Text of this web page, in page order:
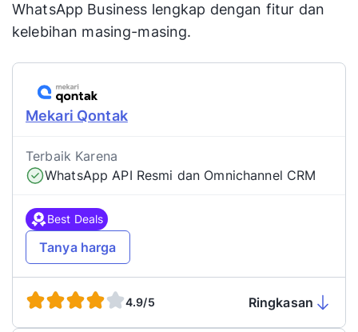
WhatsApp Business lengkap dengan fitur dan
kelebihan masing-masing.
Mekari Qontak
Terbaik Karena
WhatsApp API Resmi dan Omnichannel CRM
Best Deals
Tanya harga
4.9/5 Ringkasan